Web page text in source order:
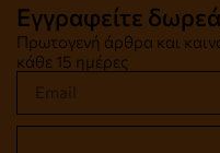
Εγγραφείτε
Πρωτογενή άρθρα και
κάθε 15 ημέρες